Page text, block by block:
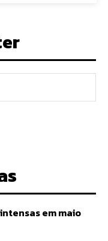
em maio